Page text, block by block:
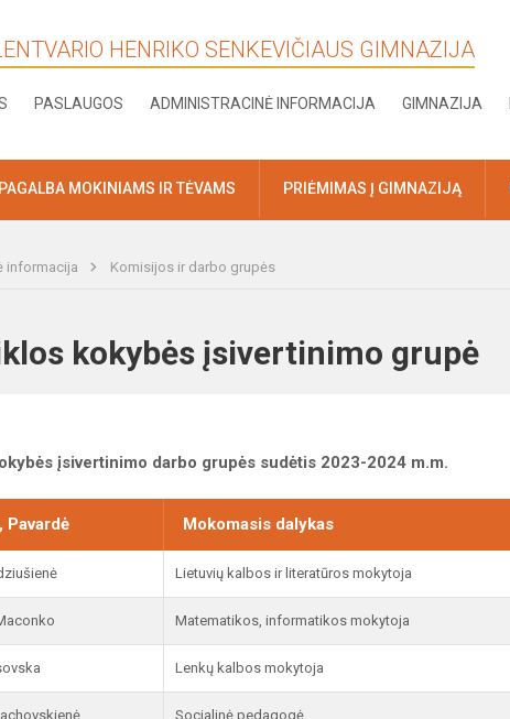
HENRIKO SENKEVIČIAUS GIMNAZIJA
PASLAUGOS ADMINISTRACINĖ INFORMACIJA GIMNAZIJA
PAGALBA MOKINIAMS IR TĖVAMS PRIĖMIMAS Į GIMNAZIJĄ
informacija Komisijos ir darbo grupės
kokybės įsivertinimo grupė
įsivertinimo darbo grupės sudėtis 2023-2024 m.m.
Pavardė Mokomasis dalykas
Lietuvių kalbos ir literatūros mokytoja
Matematikos, informatikos mokytoja
Lenkų kalbos mokytoja
Socialinė pedagogė